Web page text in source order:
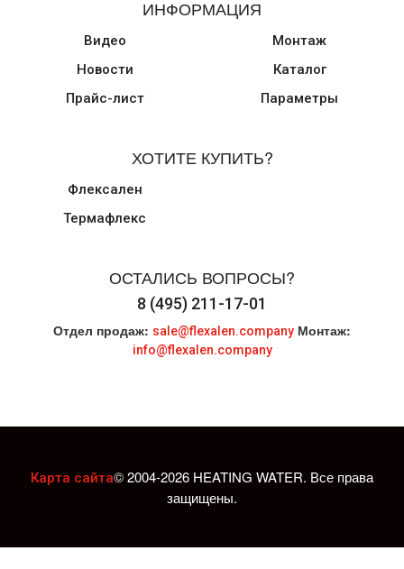
ИНФОРМАЦИЯ
Видео
Новости
Прайс-лист
Монтаж
Каталог
Параметры
ХОТИТЕ КУПИТЬ?
Флексален
Термафлекс
ОСТАЛИСЬ ВОПРОСЫ?
8 (495) 211-17-01
Отдел продаж: sale@flexalen.company Монтаж:
info@flexalen.company
Карта сайта© 2004-2026 HEATING WATER. Все права
защищены.